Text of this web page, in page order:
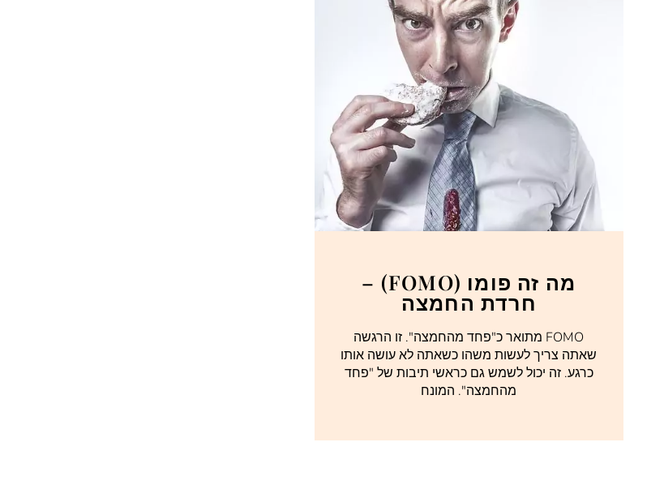
מה זה פומו (FOMO) –
חרדת החמצה
FOMO מתואר כ"פחד מהחמצה". זו הרגשה
שאתה צריך לעשות משהו כשאתה לא עושה אותו
כרגע. זה יכול לשמש גם כראשי תיבות של "פחד
מהחמצה". המונח